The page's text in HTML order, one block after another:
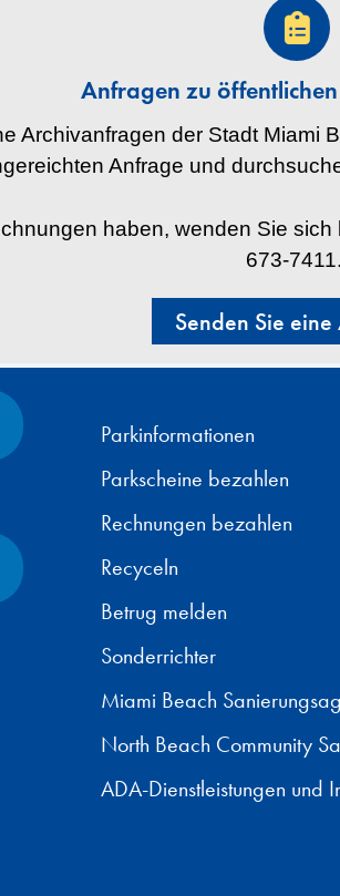
Anfragen zu
Archivanfragen der Stadt
Anfrage und
haben, wenden Sie
673-7411.
Senden Sie
Parkinformationen
Parkscheine bezahlen
Rechnungen bezahlen
Recyceln
Betrug melden
Sonderrichter
Miami Beach
North Beach Community
ADA-Dienstleistungen und